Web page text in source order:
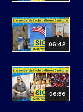
06:42
06:56